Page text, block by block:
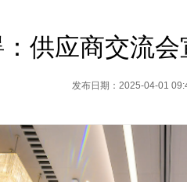
供应商交流
发布日期：2025-04-01